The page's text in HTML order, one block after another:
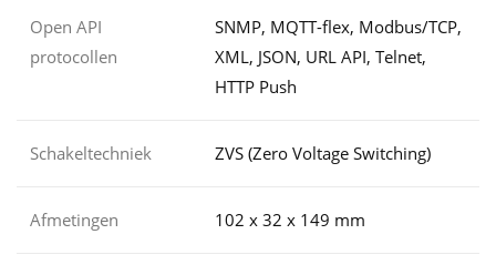
Open API
protocollen
SNMP, MQTT-flex, Modbus/TCP,
XML, JSON, URL API, Telnet,
HTTP Push
Schakeltechniek ZVS (Zero Voltage Switching)
Afmetingen 102 x 32 x 149 mm